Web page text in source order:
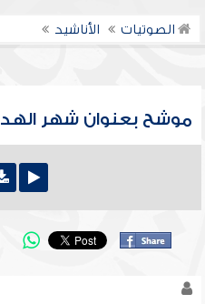
الصوتيات الأناشيد
موشح بعنوان شهر